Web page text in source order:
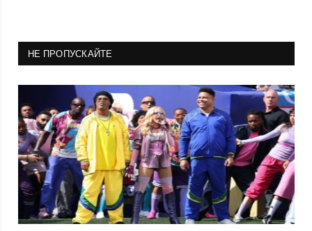
НЕ ПРОПУСКАЙТЕ